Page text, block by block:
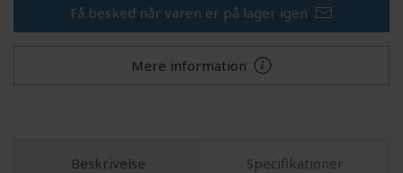
Få besked når varen er på lager igen
Mere information
Beskrivelse Specifikationer